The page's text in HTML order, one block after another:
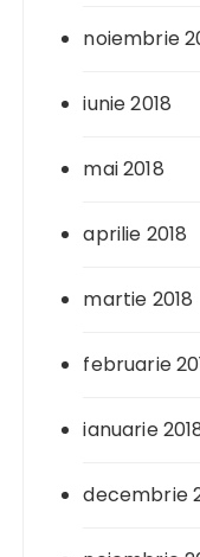
noiembrie
iunie 2018
mai 2018
aprilie 2018
martie 2018
februarie
ianuarie
decembrie